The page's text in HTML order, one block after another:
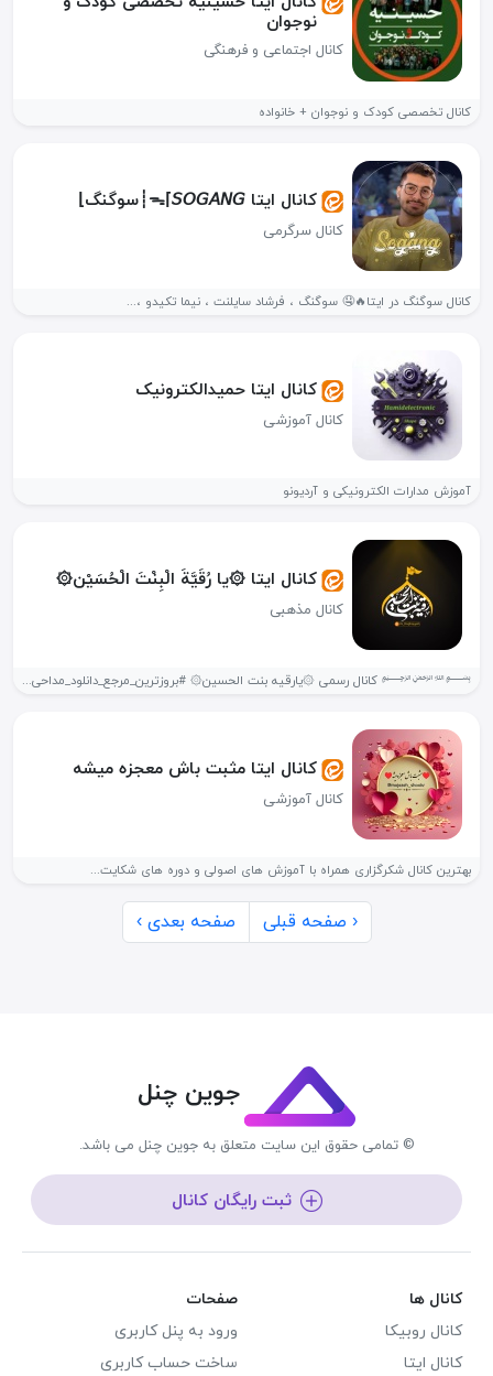
نوجوان
کانال اجتماعی و فرهنگی
کانال تخصصی کودک و نوجوان + خانواده
کانال ایتا ᯓ⌈𝘚𝘖𝘎𝘈𝘕𝘎┊سوگنگ⌋
کانال سرگرمی
کانال سوگنگ در ایتا🔥🤤 سوگنگ ، فرشاد سایلنت ، نیما تکیدو ،...
کانال ایتا حمیدالکترونیک
کانال آموزشی
آموزش مدارات الکترونیکی و آردیونو
کانال ایتا ۞یا رُقَیَّةَ الْبِنْتَ الْحُسَیْن۞
کانال مذهبی
﷽ کانال رسمی ۞یارقیه بنت الحسین۞ #بروزترین_مرجع_دانلود_مداحی_فارسی_ترکی 🚩روضه 🚩زمینه 🚩واحد 🚩شور
کانال ایتا ️مثبت باش معجزه میشه️
کانال آموزشی
بهترین کانال شکرگزاری همراه با آموزش های اصولی و دوره های شکایت...
‹ صفحه قبلی صفحه بعدی ›
جوین چنل
© تمامی حقوق این سایت متعلق به جوین چنل می باشد.
ثبت رایگان کانال
کانال ها
کانال روبیکا
کانال ایتا
صفحات
ورود به پنل کاربری
ساخت حساب کاربری